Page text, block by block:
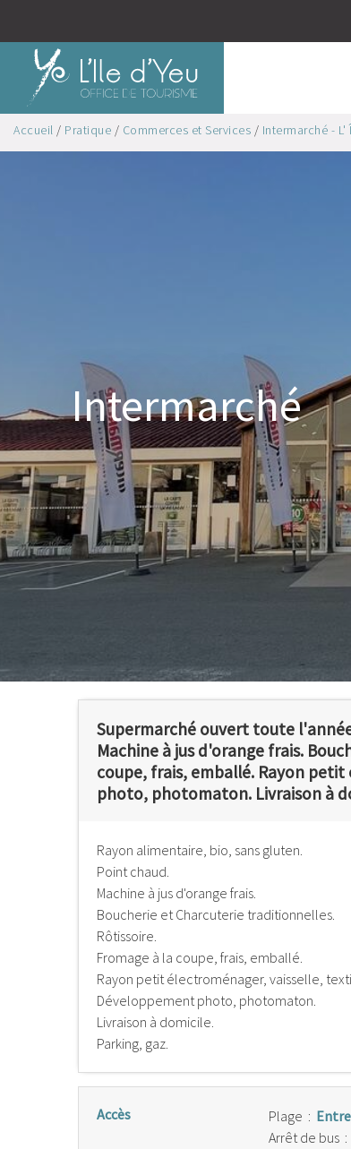
Accueil / Pratique / Commerces et Services / Intermarché - L'
Intermarché
Supermarché ouvert toute
Machine à jus d'orange frais.
coupe, frais, emballé. Rayon
photo, photomaton. Livraison à
Rayon alimentaire, bio, sans gluten.
Point chaud.
Machine à jus d'orange frais.
Boucherie et Charcuterie traditionnelles.
Rôtissoire.
Fromage à la coupe, frais, emballé.
Rayon petit électroménager, vaisselle,
Développement photo, photomaton.
Livraison à domicile.
Parking, gaz.
Accès Plage :
Arrêt de bus :